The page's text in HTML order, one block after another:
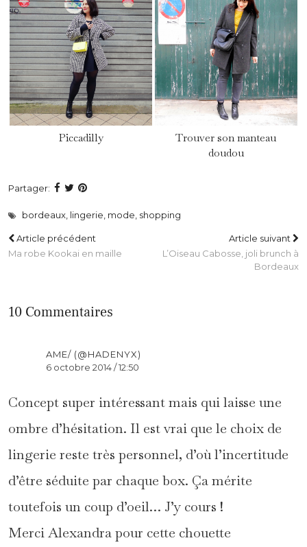
Piccadilly
Trouver son manteau
doudou
Partager:
bordeaux lingerie mode shopping
Article précédent
Ma robe Kookai en maille
Article suivant
L’Oiseau Cabosse, joli brunch à
Bordeaux
10 Commentaires
AME/ (@HADENYX)
6 octobre 2014 / 12:50
Concept super intéressant mais qui laisse une
ombre d’hésitation. Il est vrai que le choix de
lingerie reste très personnel, d’où l’incertitude
d’être séduite par chaque box. Ça mérite
toutefois un coup d’oeil… J’y cours !
Merci Alexandra pour cette chouette